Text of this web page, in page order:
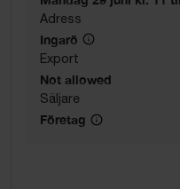
Adress
Ingarö
Export
Not allowed
Säljare
Företag